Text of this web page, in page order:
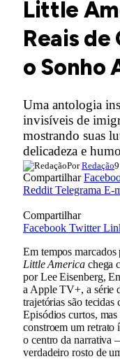
Little
Reais
o Sonho
Uma antologia
invisíveis de
mostrando suas
delicadeza e
Por Redação
Compartilhar
Reddit Telegrama E-
Compartilhar
Facebook Twitter
Em tempos
Little Americachega
por Lee Eisenberg,
a Apple TV+, a série
trajetórias são tecidas
Episódios curtos,
constroem um retrato
o centro da narrativa
verdadeiro rosto de